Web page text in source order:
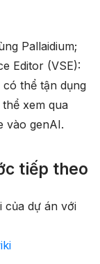
Pallaidium;
Editor (VSE):
thể tận dụng
xem qua
vào genAI.
tiếp theo
của dự án với